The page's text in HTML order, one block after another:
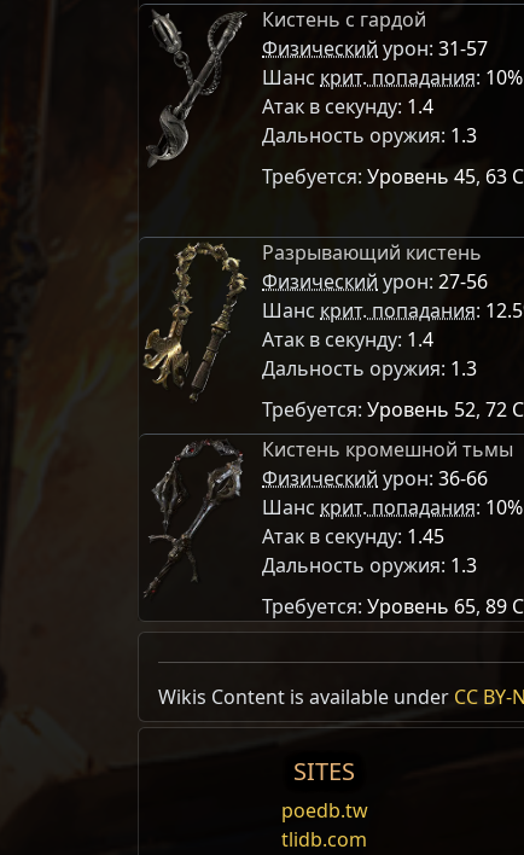
Кистень с гардой
Физический урон: 31-57
Шанс крит. попадания: 10%
Атак в секунду: 1.4
Дальность оружия: 1.3
Требуется: Уровень 45, 63
Разрывающий кистень
Физический урон: 27-56
Шанс крит. попадания:
Атак в секунду: 1.4
Дальность оружия: 1.3
Требуется: Уровень 52, 72
Кистень кромешной тьмы
Физический урон: 36-66
Шанс крит. попадания: 10%
Атак в секунду: 1.45
Дальность оружия: 1.3
Требуется: Уровень 65, 89
Modifier weight
Сфера ваал Осквернено
1 1 #% снижение требований к
1 1#% увеличениефизического
Добавляет от#до
Добавляет от
Атака
Мощный удар
кистенями обычно
Main Hand
Wikis Content is available under CC BY-
SITES
poedb.tw
tlidb.com